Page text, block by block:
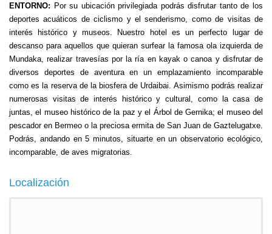
ENTORNO: Por su ubicación privilegiada podrás disfrutar tanto de los
deportes acuáticos de ciclismo y el senderismo, como de visitas de
interés histórico y museos. Nuestro hotel es un perfecto lugar de
descanso para aquellos que quieran surfear la famosa ola izquierda de
Mundaka, realizar travesías por la ría en kayak o canoa y disfrutar de
diversos deportes de aventura en un emplazamiento incomparable
como es la reserva de la biosfera de Urdaibai. Asimismo podrás realizar
numerosas visitas de interés histórico y cultural, como la casa de
juntas, el museo histórico de la paz y el Árbol de Gernika; el museo del
pescador en Bermeo o la preciosa ermita de San Juan de Gaztelugatxe.
Podrás, andando en 5 minutos, situarte en un observatorio ecológico,
incomparable, de aves migratorias.
Localización